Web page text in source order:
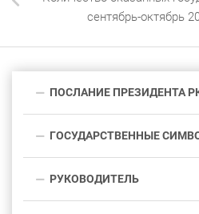
сентябрь-октябрь
ПОСЛАНИЕ ПРЕЗИДЕНТА
ГОСУДАРСТВЕННЫЕ
РУКОВОДИТЕЛЬ